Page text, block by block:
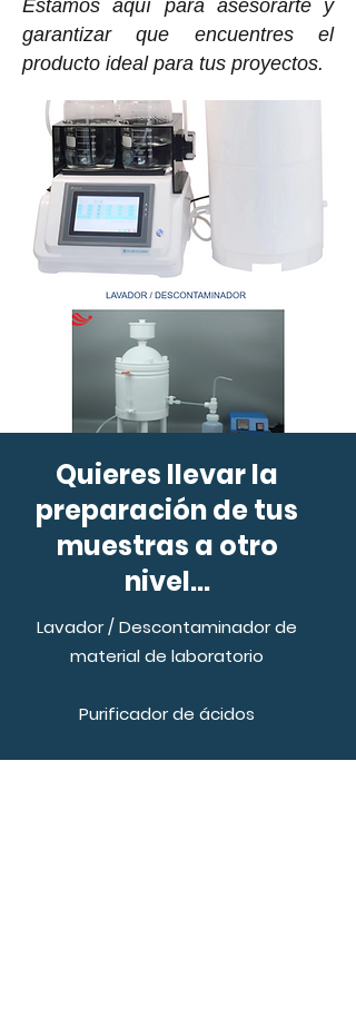
Estamos aquí para asesorarte y
garantizar que encuentres el
producto ideal para tus proyectos.
Quieres llevar la
preparación de tus
muestras a otro
nivel...
Lavador / Descontaminador de
material de laboratorio
Purificador de ácidos